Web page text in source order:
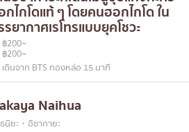
ไกโดแท้ ๆ โดยคนฮอกไกโด ใน
รยากาศเรโทรแบบยุคโชวะ
฿200~
฿200~
เดินจาก BTS ทองหล่อ 15 นาที
Naihua
ธนิยะ・อิซากายะ